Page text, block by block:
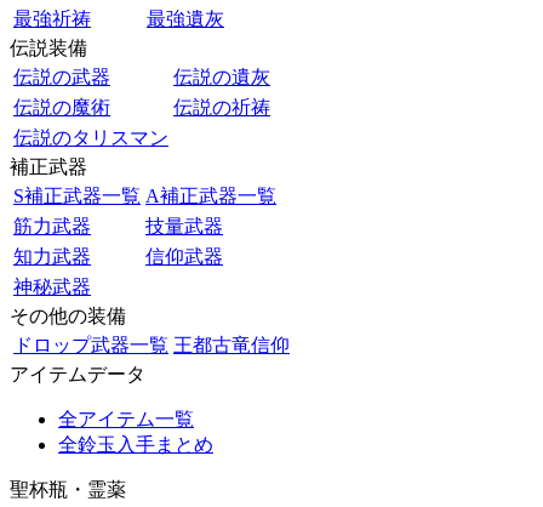
最強祈祷
最強遺灰
伝説装備
伝説の武器
伝説の遺灰
伝説の魔術
伝説の祈祷
伝説のタリスマン
補正武器
S補正武器一覧 A補正武器一覧
筋力武器
技量武器
知力武器
信仰武器
神秘武器
その他の装備
ドロップ武器一覧 王都古竜信仰
アイテムデータ
全アイテム一覧
全鈴玉入手まとめ
聖杯瓶・霊薬